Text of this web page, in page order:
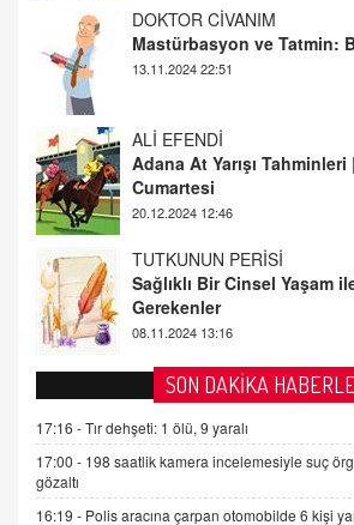
ALİ EFENDİ
Adana At Yarışı Tahminleri
Cumartesi
TUTKUNUN PERİSİ
Sağlıklı Bir Cinsel Yaşam
Gerekenler
08.11.2024 13:16
FARUK ÖNALAN
Tezkere Onaylanmasaydı…
2 Kasım 2021 Salı 00:11
AV. DOĞAN CAN DOĞAN
Kişisel verilerin
gelişimi
15.09.2025 16:17
SEHER EREK
SON DAKİKA
17:16 -Tır dehşeti: 1 ölü, 9 yaralı
17:00 - 198 saatlik kamera incelemesiyle suç
gözaltı
16:19 - Polis aracına çarpan otomobilde 6 kişi